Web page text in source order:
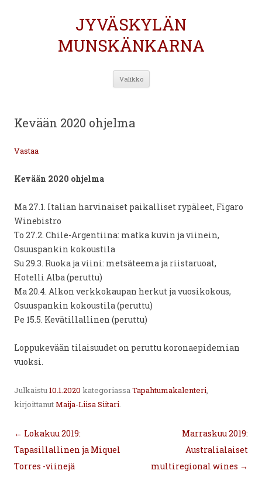
JYVÄSKYLÄN
MUNSKÄNKARNA
Valikko Siirry
Kevään 2020 ohjelma
Vastaa
Kevään 2020 ohjelma
Ma 27.1. Italian harvinaiset paikalliset rypäleet, Figaro
Winebistro
To 27.2. Chile-Argentiina: matka kuvin ja viinein,
Osuuspankin kokoustila
Su 29.3. Ruoka ja viini: metsäteema ja riistaruoat,
Hotelli Alba (peruttu)
Ma 20.4. Alkon verkkokaupan herkut ja vuosikokous,
Osuuspankin kokoustila (peruttu)
Pe 15.5. Kevätillallinen (peruttu)
Loppukevään tilaisuudet on peruttu koronaepidemian
vuoksi.
Julkaistu10.1.2020 kategoriassaTapahtumakalenteri,
kirjoittanutMaija-Liisa Siitari.
Artikkelien
selaus
← Lokakuu 2019:
Tapasillallinen ja Miquel
Torres -viinejä
Marraskuu 2019:
Australialaiset
multiregional wines →